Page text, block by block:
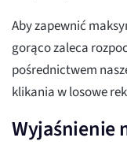
Aby zapewnić
gorąco zaleca
pośrednictwem
klikania w losowe
Wyjaśnienie